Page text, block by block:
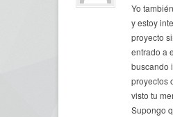
Yo
y estoy
proyecto
entrado a
buscando
proyectos
visto tu
Supongo